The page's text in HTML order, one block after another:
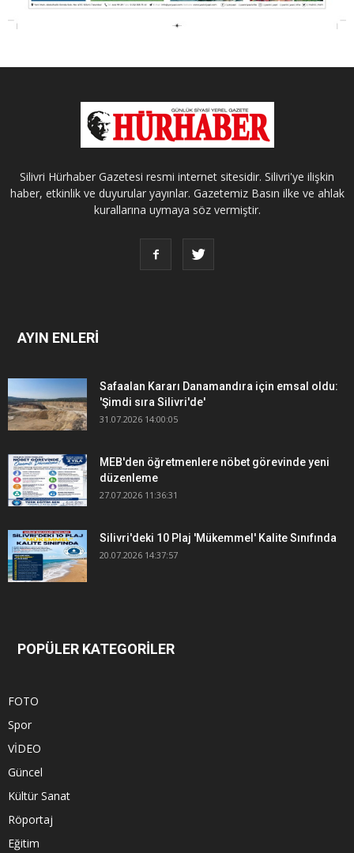
Silivri Hürhaber Gazetesi resmi internet sitesidir. Silivri'ye ilişkin
haber, etkinlik ve duyurular yayınlar. Gazetemiz Basın ilke ve ahlak
kurallarına uymaya söz vermiştir.
AYIN ENLERİ
Safaalan Kararı Danamandıra için emsal oldu:
'Şimdi sıra Silivri'de'
31.07.2026 14:00:05
MEB'den öğretmenlere nöbet görevinde yeni
düzenleme
27.07.2026 11:36:31
Silivri'deki 10 Plaj 'Mükemmel' Kalite Sınıfında
20.07.2026 14:37:57
POPÜLER KATEGORİLER
FOTO
Spor
VİDEO
Güncel
Kültür Sanat
Röportaj
Eğitim